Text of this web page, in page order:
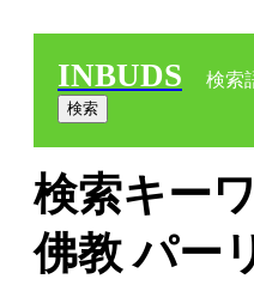
INBUDS 検索
検索キー
佛教 パー